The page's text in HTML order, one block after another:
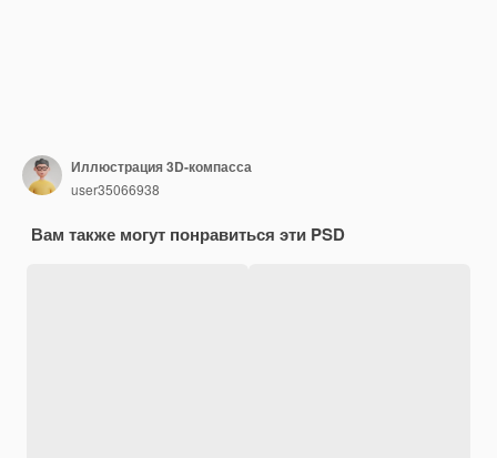
Иллюстрация 3D-компасса
user35066938
Вам также могут понравиться эти PSD